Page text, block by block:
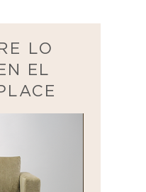
LO
EL